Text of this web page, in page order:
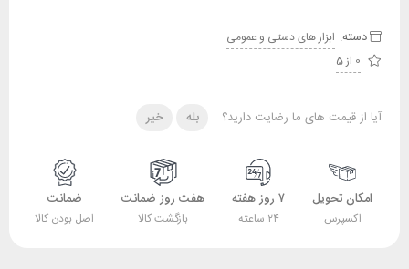
دسته: ابزار های دستی و عمومی
0 از 5
آیا از قیمت های ما رضایت دارید؟ بله خیر
امکان تحویل
اکسپرس
۷ روز هفته
۲۴ ساعته
هفت روز ضمانت
بازگشت کالا
ضمانت
اصل بودن کالا